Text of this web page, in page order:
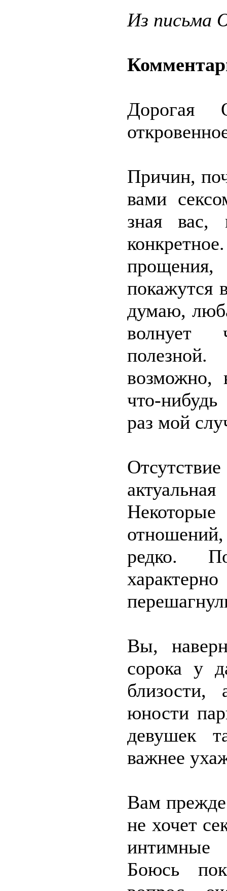
Из письма
Дорогая
Причин,
вами
зная вас,
покажутся
думаю,
волнует
возможно,
что-
раз мой
редко.
Вы,
сорока у
юности
девушек
важнее
Вам
не хочет
Боюсь